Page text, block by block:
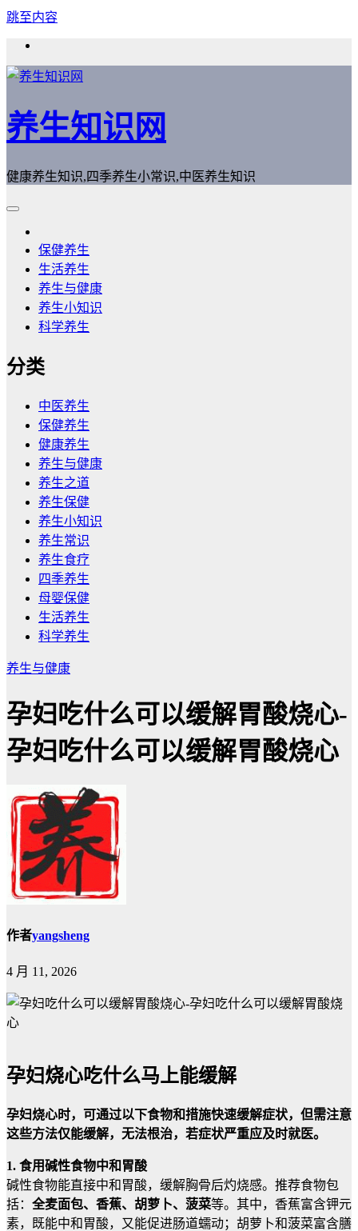
跳至内容
养生知识网
健康养生知识,四季养生小常识,中医养生知识
保健养生
生活养生
养生与健康
养生小知识
科学养生
分类
中医养生
保健养生
健康养生
养生与健康
养生之道
养生保健
养生小知识
养生常识
养生食疗
四季养生
母婴保健
生活养生
科学养生
养生与健康
孕妇吃什么可以缓解胃酸烧心-
孕妇吃什么可以缓解胃酸烧心
作者yangsheng
4 月 11, 2026
孕妇烧心吃什么马上能缓解
孕妇烧心时，可通过以下食物和措施快速缓解症状，但需注意
这些方法仅能缓解，无法根治，若症状严重应及时就医。
1. 食用碱性食物中和胃酸
碱性食物能直接中和胃酸，缓解胸骨后灼烧感。推荐食物包
括： 全麦面包、香蕉、胡萝卜、菠菜等。其中，香蕉富含钾元
素，既能中和胃酸，又能促进肠道蠕动；胡萝卜和菠菜富含膳